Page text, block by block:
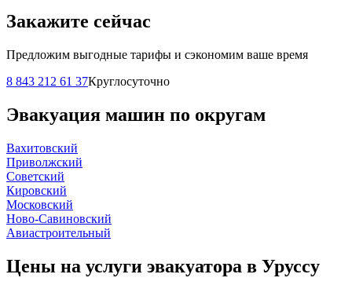
Закажите сейчас
Предложим выгодные тарифы и сэкономим ваше время
8 843 212 61 37Круглосуточно
Эвакуация машин по округам
Вахитовский
Приволжский
Советский
Кировский
Московский
Ново-Савиновский
Авиастроительный
Цены на услуги эвакуатора в Уруссу